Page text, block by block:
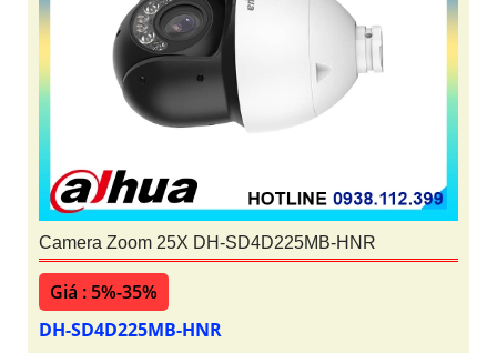
Camera Zoom 25X DH-SD4D225MB-HNR
Giá : 5%-35%
DH-SD4D225MB-HNR